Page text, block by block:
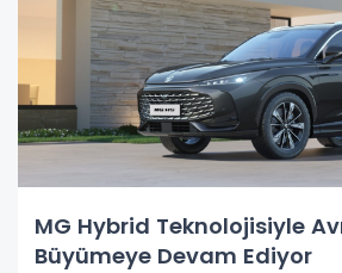
MG Hybrid Teknolojisiyle
Büyümeye Devam Ediyor